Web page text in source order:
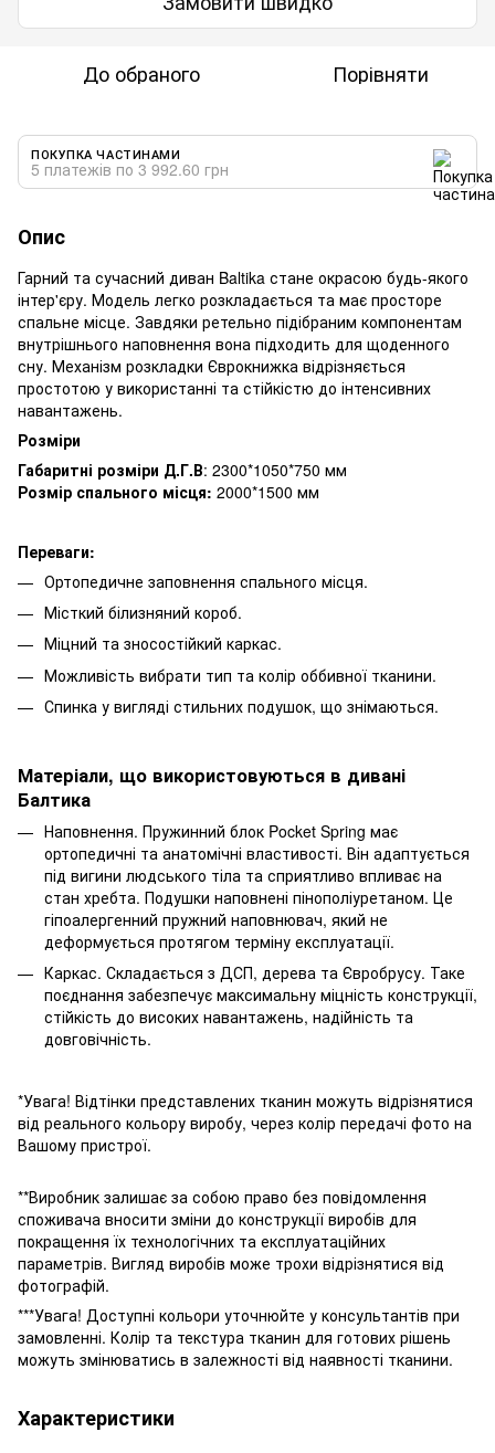
До обраного Порівняти
ПОКУПКА ЧАСТИНАМИ
5 платежів по 3 992.60 грн
Опис
Гарний та сучасний диван Baltika стане окрасою будь-якого
інтер'єру. Модель легко розкладається та має просторе
спальне місце. Завдяки ретельно підібраним компонентам
внутрішнього наповнення вона підходить для щоденного
сну. Механізм розкладки Єврокнижка відрізняється
простотою у використанні та стійкістю до інтенсивних
навантажень.
Розміри
Габаритні розміри Д.Г.В: 2300*1050*750 мм
Розмір спального місця: 2000*1500 мм
Переваги:
Ортопедичне заповнення спального місця.
Місткий білизняний короб.
Міцний та зносостійкий каркас.
Можливість вибрати тип та колір оббивної тканини.
Спинка у вигляді стильних подушок, що знімаються.
Матеріали, що використовуються в дивані
Балтика
Наповнення. Пружинний блок Pocket Spring має
ортопедичні та анатомічні властивості. Він адаптується
під вигини людського тіла та сприятливо впливає на
стан хребта. Подушки наповнені пінополіуретаном. Це
гіпоалергенний пружний наповнювач, який не
деформується протягом терміну експлуатації.
Каркас. Складається з ДСП, дерева та Євробрусу. Таке
поєднання забезпечує максимальну міцність конструкції,
стійкість до високих навантажень, надійність та
довговічність.
*Увага! Відтінки представлених тканин можуть відрізнятися
від реального кольору виробу, через колір передачі фото на
Вашому пристрої.
**Виробник залишає за собою право без повідомлення
споживача вносити зміни до конструкції виробів для
покращення їх технологічних та експлуатаційних
параметрів. Вигляд виробів може трохи відрізнятися від
фотографій.
***Увага! Доступні кольори уточнюйте у консультантів при
замовленні. Колір та текстура тканин для готових рішень
можуть змінюватись в залежності від наявності тканини.
Характеристики